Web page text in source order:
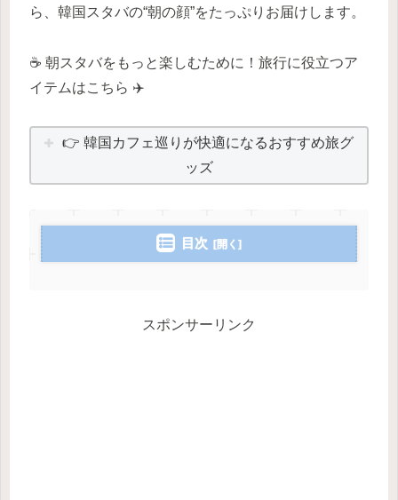
ら、韓国スタバの“朝の顔”をたっぷりお届けします。
☕ 朝スタバをもっと楽しむために！旅行に役立つア
イテムはこちら ✈️
👉 韓国カフェ巡りが快適になるおすすめ旅グ
ッズ
目次
スポンサーリンク